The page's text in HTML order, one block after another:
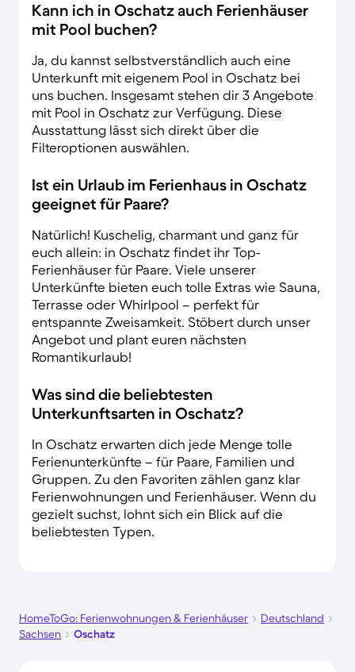
Kann ich in Oschatz auch Ferienhäuser
mit Pool buchen?
Ja, du kannst selbstverständlich auch eine
Unterkunft mit eigenem Pool in Oschatz bei
uns buchen. Insgesamt stehen dir 3 Angebote
mit Pool in Oschatz zur Verfügung. Diese
Ausstattung lässt sich direkt über die
Filteroptionen auswählen.
Ist ein Urlaub im Ferienhaus in Oschatz
geeignet für Paare?
Natürlich! Kuschelig, charmant und ganz für
euch allein: in Oschatz findet ihr Top-
Ferienhäuser für Paare. Viele unserer
Unterkünfte bieten euch tolle Extras wie Sauna,
Terrasse oder Whirlpool – perfekt für
entspannte Zweisamkeit. Stöbert durch unser
Angebot und plant euren nächsten
Romantikurlaub!
Was sind die beliebtesten
Unterkunftsarten in Oschatz?
In Oschatz erwarten dich jede Menge tolle
Ferienunterkünfte – für Paare, Familien und
Gruppen. Zu den Favoriten zählen ganz klar
Ferienwohnungen und Ferienhäuser. Wenn du
gezielt suchst, lohnt sich ein Blick auf die
beliebtesten Typen.
HomeToGo: Ferienwohnungen & Ferienhäuser
Deutschland
Sachsen
Oschatz